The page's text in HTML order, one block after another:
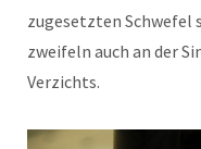
zugesetzten Schwefel
zweifeln auch an der
Verzichts.